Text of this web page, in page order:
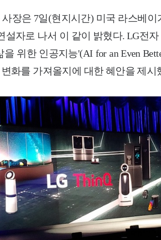
장은 7일(현지시간) 미국 라스베
설자로 나서 이 같이 밝혔다. LG전
을 위한 인공지능'(AI foran Even
화를 가져올지에 대한 혜안을 제시